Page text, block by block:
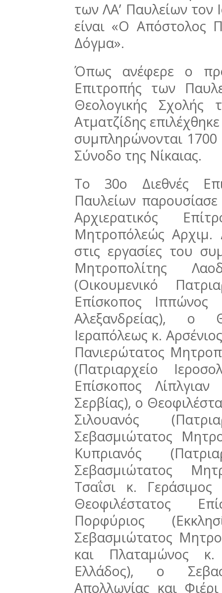
των ΛΑ’ Παυλείων τον
είναι «Ο Απόστολος
Δόγμα».
Όπως ανέφερε ο
Επιτροπής των
Θεολογικής
Ατματζίδης
συμπληρώνονται
Σύνοδο της Νίκαιας.
Το 30ο Διεθνές
Παυλείων
Αρχιερατικός
Μητροπόλεώς Αρχιμ.
στις εργασίες του
Μητροπολίτης
(Οικουμενικό
Επίσκοπος Ιππώνος
Αλεξανδρείας), ο
Ιεραπόλεως κ.
Πανιερώτατος
(Πατριαρχείο
Επίσκοπος
Σερβίας), ο
Σιλουανός
Σεβασμιώτατος
Κυπριανός
Σεβασμιώτατος
Τσαΐσι κ. Γεράσιμος
Θεοφιλέστατος
Πορφύριος
Σεβασμιώτατος
και Πλαταμώνος κ.
Ελλάδος), ο
Απολλωνίας και